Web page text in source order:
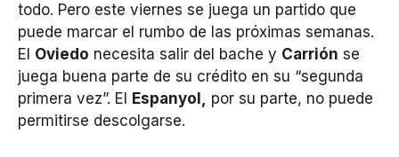
todo. Pero este viernes se juega un partido que
puede marcar el rumbo de las próximas semanas.
El Oviedo necesita salir del bache y Carrión se
juega buena parte de su crédito en su “segunda
primera vez”. El
Espanyol, por su parte, no puede
permitirse descolgarse.